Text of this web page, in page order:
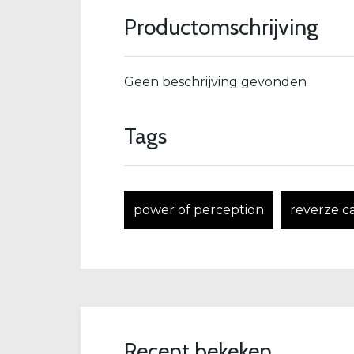
Productomschrijving
Geen beschrijving gevonden
Tags
power of perception reverze